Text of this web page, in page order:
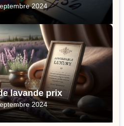
2024
lavande prix
2024